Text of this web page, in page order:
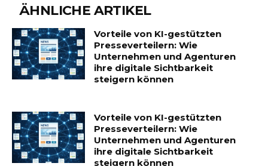
ÄHNLICHE ARTIKEL
Vorteile von KI-gestützten
Presseverteilern: Wie
Unternehmen und Agenturen
ihre digitale Sichtbarkeit
steigern können
Vorteile von KI-gestützten
Presseverteilern: Wie
Unternehmen und Agenturen
ihre digitale Sichtbarkeit
steigern können